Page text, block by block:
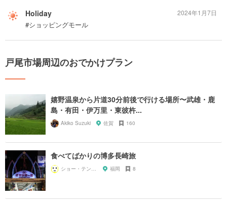
Holiday
#ショッピングモール
2024年1月7日
戸尾市場周辺のおでかけプラン
嬉野温泉から片道30分前後で行ける場所〜武雄・鹿
島・有田・伊万里・東彼杵...
Akiko Suzuki 佐賀 160
食べてばかりの博多長崎旅
福岡 8